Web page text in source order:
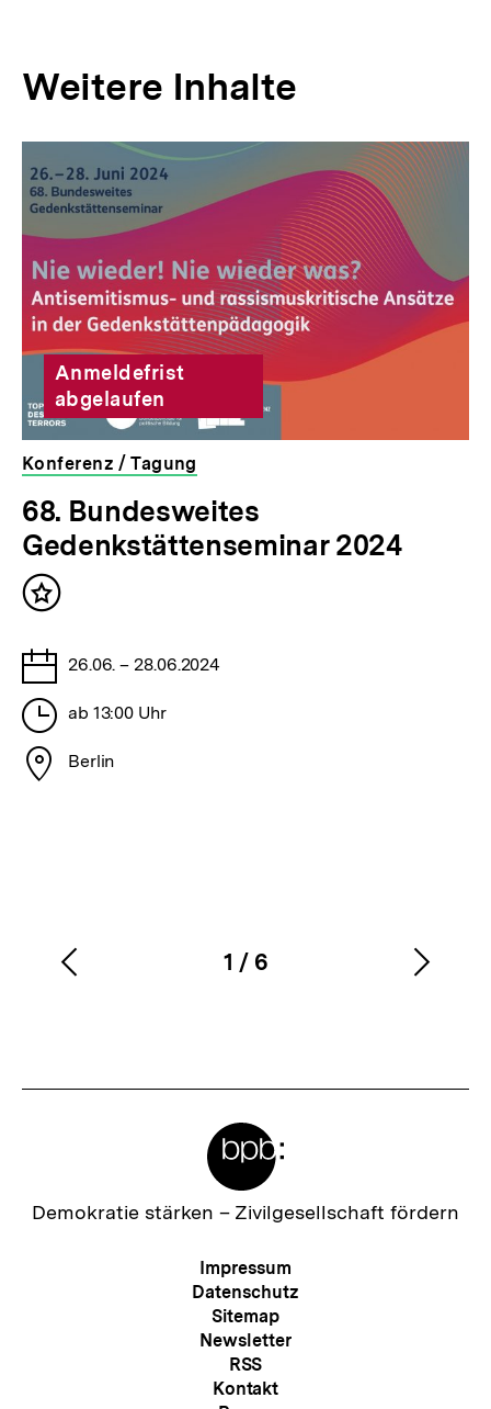
Weitere Inhalte
Inhaltskarousell
für
weitere
Inhalte
Inhaltskarussell
überspringen
Anmeldefrist
abgelaufen
Konferenz / Tagung
veranstaltet
von
der
bpb
68. Bundesweites
Gedenkstättenseminar 2024
Inhalt
Tage
26.06. – 28.06.2024
Stunden
ab 13:00 Uhr
Stadt
Berlin
Karussellinhalt
1
von
/ 6
Vorherigen
Zur
Demokratie stärken – Zivilgesellschaft fördern
Meta-
Navigation
Impressum
Datenschutz
Sitemap
Newsletter
RSS
Kontakt